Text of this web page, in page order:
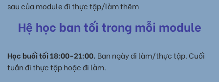
sau của module đi thực tập/làm thêm
Hệ học ban tối trong mỗi module
Học buổi tối 18:00-21:00. Ban ngày đi làm/thực tập. Cuối
tuần đi thực tập hoặc đi làm.